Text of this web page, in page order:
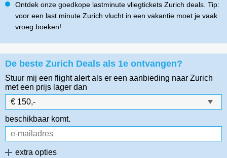
Ontdek onze goedkope lastminute vliegtickets Zurich deals. Tip:
voor een last minute Zurich vlucht in een vakantie moet je vaak
vroeg boeken!
De beste Zurich Deals als 1e ontvangen?
Stuur mij een flight alert als er een aanbieding naar Zurich
met een prijs lager dan
beschikbaar komt.
extra opties